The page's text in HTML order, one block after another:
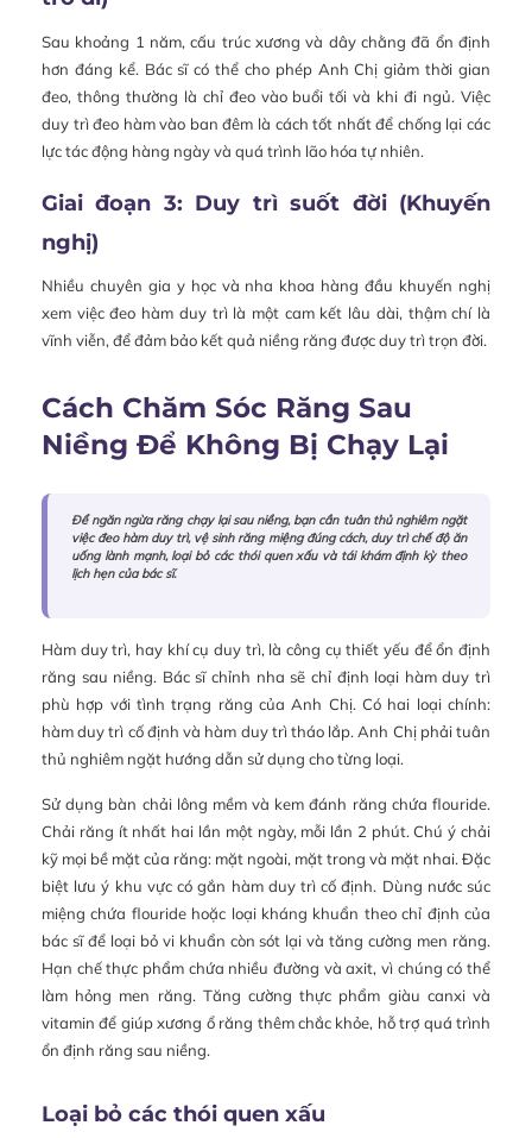
Sau khoảng 1 năm, cấu trúc xương và dây chằng đã ổn định
hơn đáng kể. Bác sĩ có thể cho phép Anh Chị giảm thời gian
đeo, thông thường là chỉ đeo vào buổi tối và khi đi ngủ. Việc
duy trì đeo hàm vào ban đêm là cách tốt nhất để chống lại các
lực tác động hàng ngày và quá trình lão hóa tự nhiên.
Giai đoạn 3: Duy trì suốt đời (Khuyến
nghị)
Nhiều chuyên gia y học và nha khoa hàng đầu khuyến nghị
xem việc đeo hàm duy trì là một cam kết lâu dài, thậm chí là
vĩnh viễn, để đảm bảo kết quả niềng răng được duy trì trọn đời.
Cách Chăm Sóc Răng Sau
Niềng Để Không Bị Chạy Lại
Để ngăn ngừa răng chạy lại sau niềng, bạn cần tuân thủ nghiêm ngặt
việc đeo hàm duy trì, vệ sinh răng miệng đúng cách, duy trì chế độ ăn
uống lành mạnh, loại bỏ các thói quen xấu và tái khám định kỳ theo
lịch hẹn của bác sĩ.
Hàm duy trì, hay khí cụ duy trì, là công cụ thiết yếu để ổn định
răng sau niềng. Bác sĩ chỉnh nha sẽ chỉ định loại hàm duy trì
phù hợp với tình trạng răng của Anh Chị. Có hai loại chính:
hàm duy trì cố định và hàm duy trì tháo lắp. Anh Chị phải tuân
thủ nghiêm ngặt hướng dẫn sử dụng cho từng loại.
Sử dụng bàn chải lông mềm và kem đánh răng chứa flouride.
Chải răng ít nhất hai lần một ngày, mỗi lần 2 phút. Chú ý chải
kỹ mọi bề mặt của răng: mặt ngoài, mặt trong và mặt nhai. Đặc
biệt lưu ý khu vực có gắn hàm duy trì cố định. Dùng nước súc
miệng chứa flouride hoặc loại kháng khuẩn theo chỉ định của
bác sĩ để loại bỏ vi khuẩn còn sót lại và tăng cường men răng.
Hạn chế thực phẩm chứa nhiều đường và axit, vì chúng có thể
làm hỏng men răng. Tăng cường thực phẩm giàu canxi và
vitamin để giúp xương ổ răng thêm chắc khỏe, hỗ trợ quá trình
ổn định răng sau niềng.
Loại bỏ các thói quen xấu